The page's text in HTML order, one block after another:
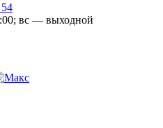
вс — выходной